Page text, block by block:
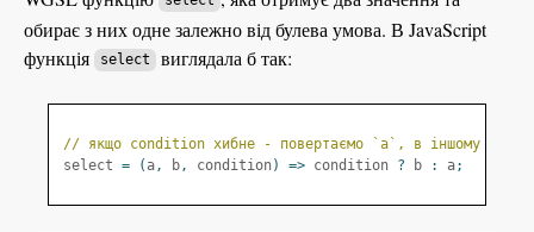
обирає з них одне залежно від булева умова. В JavaScript
функція
select виглядала б так:
// якщо condition хибне - повертаємо `a`, в іншому
select = ( a , b , condition) => condition ? b : a;